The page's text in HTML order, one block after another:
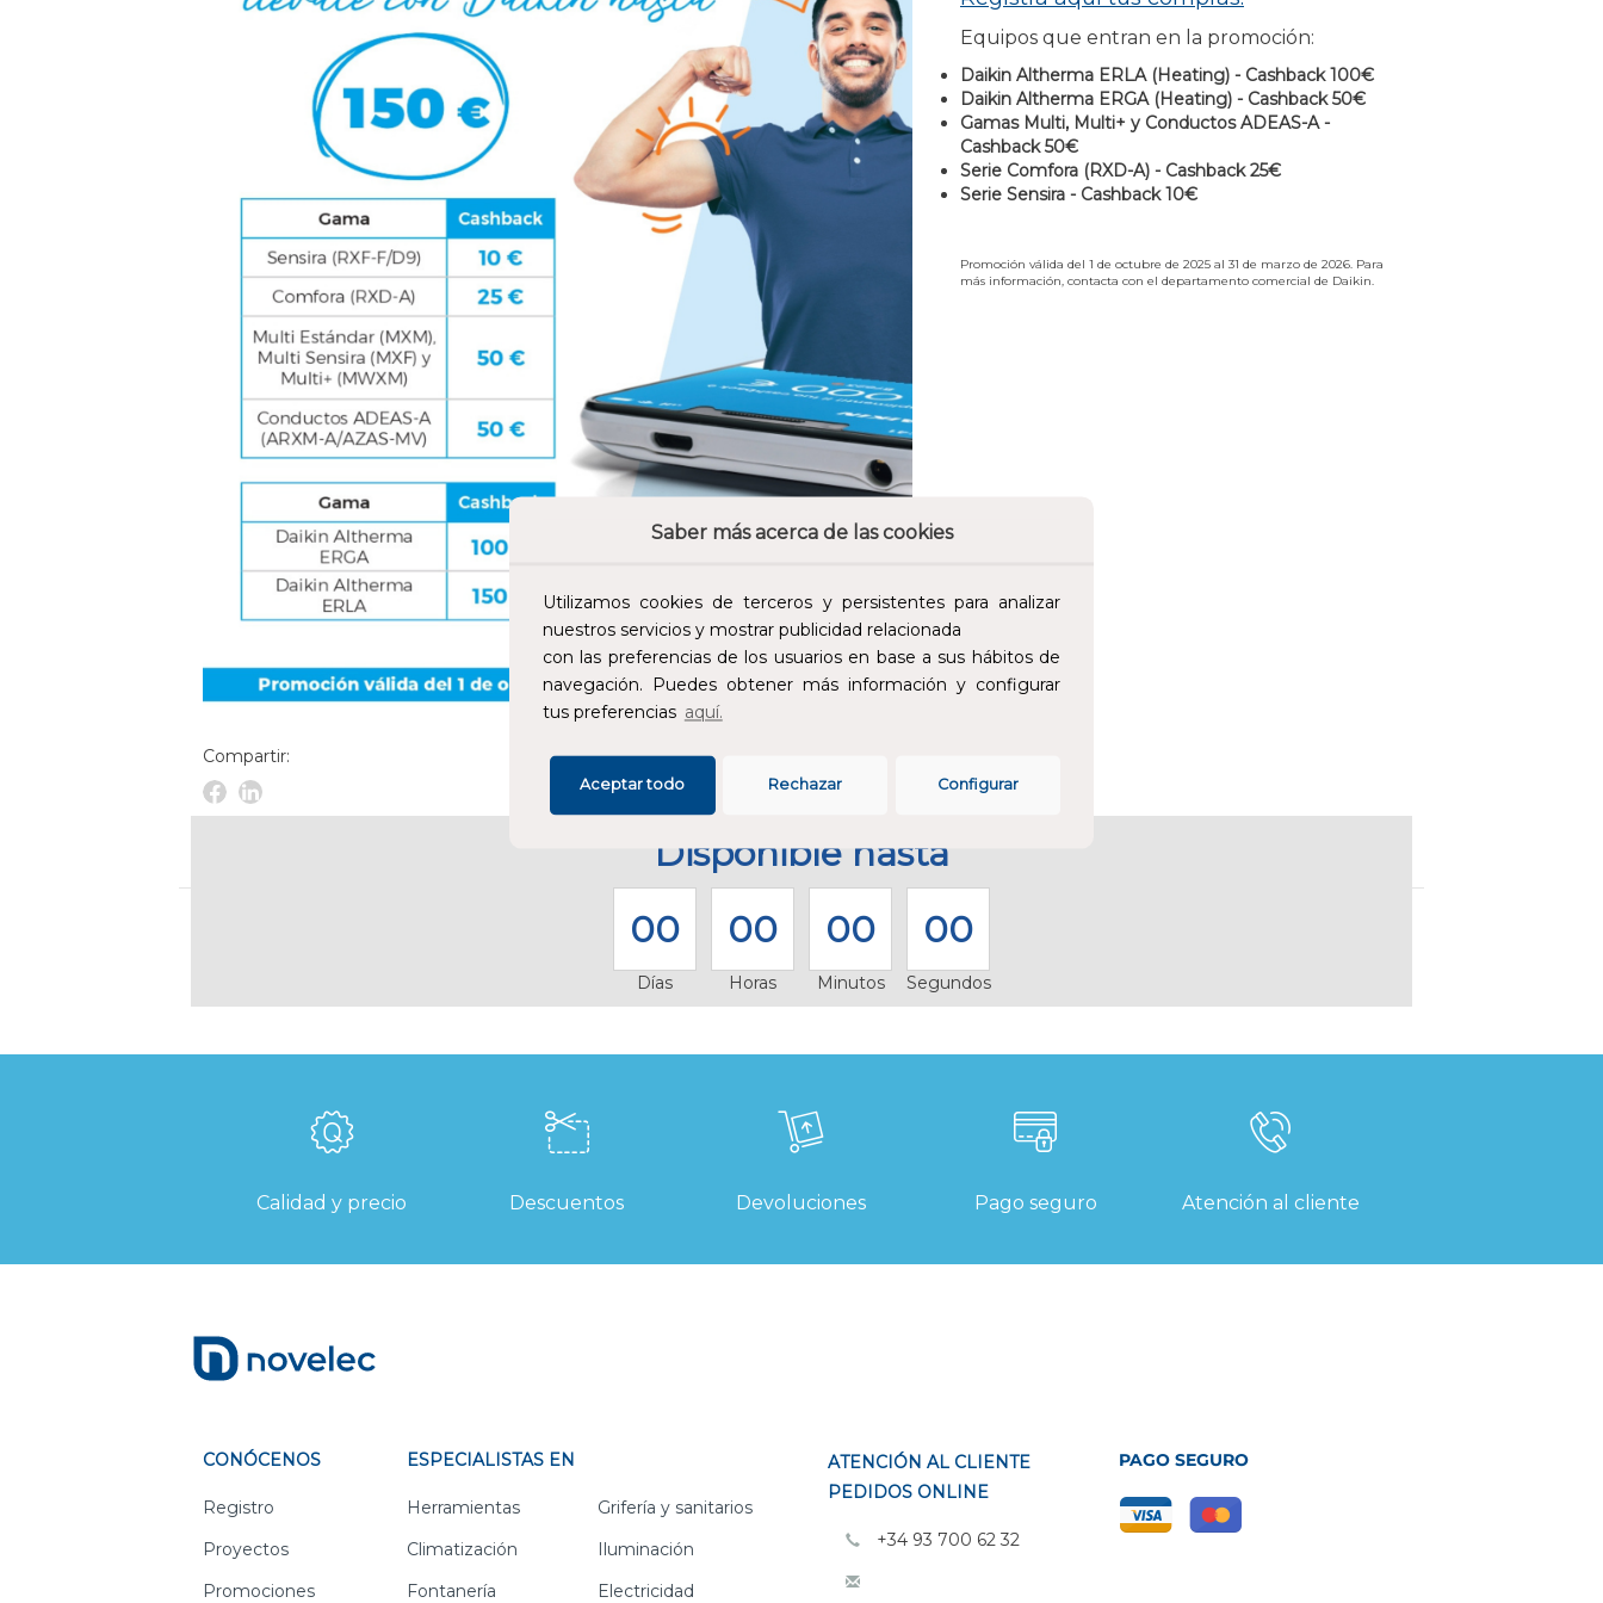
Saber más acerca de las cookies
Utilizamos cookies de terceros y persistentes para analizar
nuestros servicios y mostrar publicidad relacionada
con las preferencias de los usuarios en base a sus hábitos de
navegación. Puedes obtener más información y configurar
tus preferencias aquí.
Configurar
Rechazar
Aceptar todo
Equipos que entran en la promoción:
Daikin Altherma ERLA (Heating) - Cashback 100€
Daikin Altherma ERGA (Heating) - Cashback 50€
Gamas Multi, Multi+ y Conductos ADEAS-A -
Cashback 50€
Serie Comfora (RXD-A) - Cashback 25€
Serie Sensira - Cashback 10€
Promoción válida del 1 de octubre de 2025 al 31 de marzo de 2026. Para
más información, contacta con el departamento comercial de Daikin.
Compartir:
Facebook
Linkedin
Disponible hasta
00
Días
00
Horas
00
Minutos
00
Segundos
Calidad y precio Descuentos Devoluciones Pago seguro Atención al cliente
CONÓCENOS
Registro
Proyectos
Promociones
ESPECIALISTAS EN
Herramientas
Grifería y sanitarios
Climatización
Iluminación
Fontanería
Electricidad
ATENCIÓN AL CLIENTE
PEDIDOS ONLINE
+34 93 700 62 32
PAGO SEGURO